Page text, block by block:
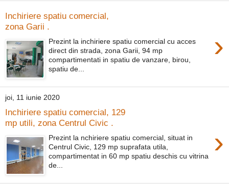
Inchiriere spatiu comercial,
zona Garii .
›
Prezint la inchiriere spatiu comercial cu acces
direct din strada, zona Garii, 94 mp
compartimentati in spatiu de vanzare, birou,
spatiu de...
joi, 11 iunie 2020
Inchiriere spatiu comercial, 129
mp utili, zona Centrul Civic .
›
Prezint la nchiriere spatiu comercial, situat in
Centrul Civic, 129 mp suprafata utila,
compartimentat in 60 mp spatiu deschis cu vitrina
de...